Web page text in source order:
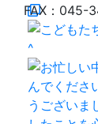
FAX：045-